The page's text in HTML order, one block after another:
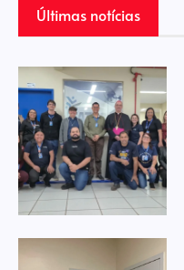
Últimas notícias